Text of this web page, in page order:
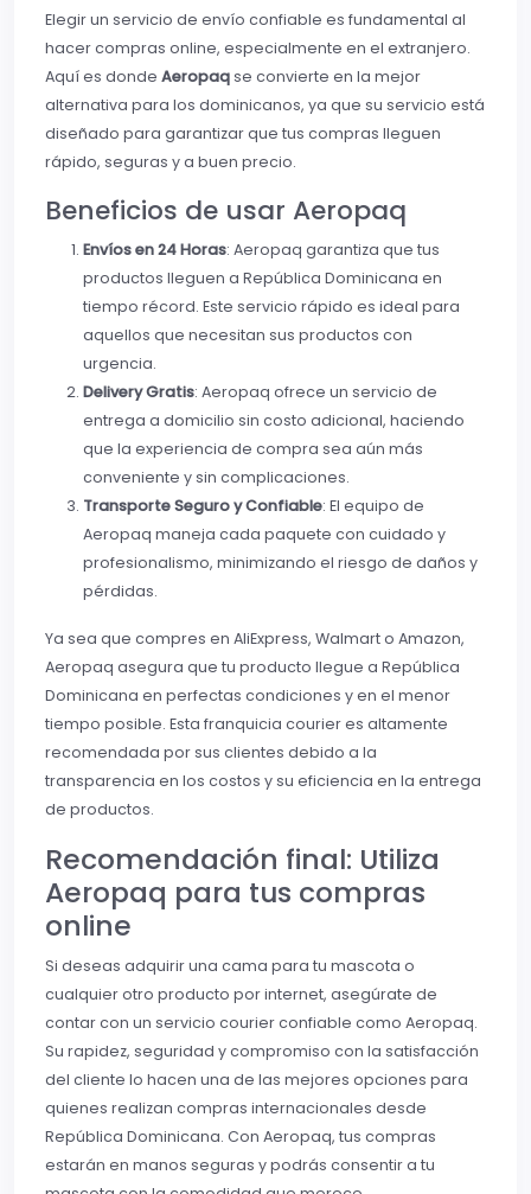
Elegir un servicio de envío confiable es fundamental al
hacer compras online, especialmente en el extranjero.
Aquí es donde Aeropaqse convierte en la mejor
alternativa para los dominicanos, ya que su servicio está
diseñado para garantizar que tus compras lleguen
rápido, seguras y a buen precio.
Beneficios de usar Aeropaq
Envíos en 24 Horas: Aeropaq garantiza que tus
productos lleguen a República Dominicana en
tiempo récord. Este servicio rápido es ideal para
aquellos que necesitan sus productos con
urgencia.
Delivery Gratis: Aeropaq ofrece un servicio de
entrega a domicilio sin costo adicional, haciendo
que la experiencia de compra sea aún más
conveniente y sin complicaciones.
Transporte Seguro y Confiable: El equipo de
Aeropaq maneja cada paquete con cuidado y
profesionalismo, minimizando el riesgo de daños y
pérdidas.
Ya sea que compres en AliExpress, Walmart o Amazon,
Aeropaq asegura que tu producto llegue a República
Dominicana en perfectas condiciones y en el menor
tiempo posible. Esta franquicia courier es altamente
recomendada por sus clientes debido a la
transparencia en los costos y su eficiencia en la entrega
de productos.
Recomendación final: Utiliza
Aeropaq para tus compras
online
Si deseas adquirir una cama para tu mascota o
cualquier otro producto por internet, asegúrate de
contar con un servicio courier confiable como Aeropaq.
Su rapidez, seguridad y compromiso con la satisfacción
del cliente lo hacen una de las mejores opciones para
quienes realizan compras internacionales desde
República Dominicana. Con Aeropaq, tus compras
estarán en manos seguras y podrás consentir a tu